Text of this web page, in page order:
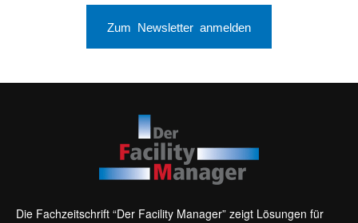
Zum Newsletter anmelden
Die Fachzeitschrift “Der Facility Manager” zeigt Lösungen für